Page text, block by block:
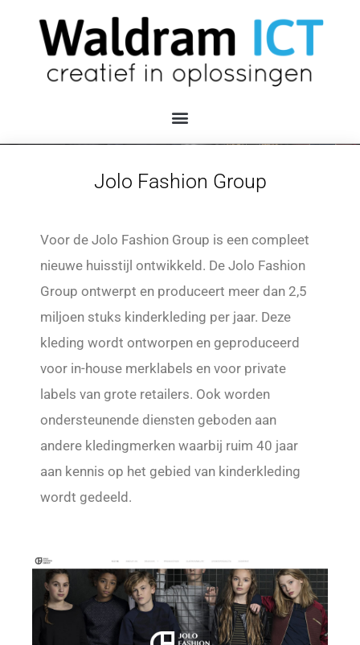
Jolo Fashion Group
Voor de Jolo Fashion Group is een compleet
nieuwe huisstijl ontwikkeld. De Jolo Fashion
Group ontwerpt en produceert meer dan 2,5
miljoen stuks kinderkleding per jaar. Deze
kleding wordt ontworpen en geproduceerd
voor in-house merklabels en voor private
labels van grote retailers. Ook worden
ondersteunende diensten geboden aan
andere kledingmerken waarbij ruim 40 jaar
aan kennis op het gebied van kinderkleding
wordt gedeeld.